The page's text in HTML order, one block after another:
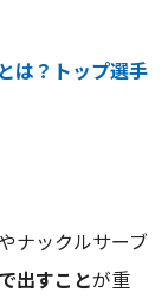
は？トップ選手
ナックルサーブ
出すことが重